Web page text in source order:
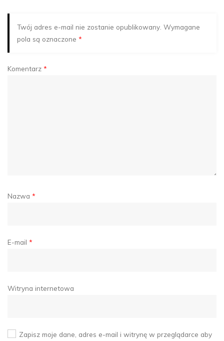
Twój adres e-mail nie zostanie opublikowany. Wymagane
pola są oznaczone *
Komentarz *
Nazwa *
E-mail *
Witryna internetowa
Zapisz moje dane, adres e-mail i witrynę w przeglądarce aby